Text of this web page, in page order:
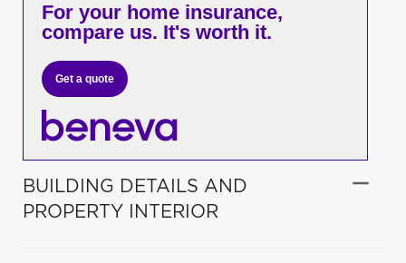
For your home insurance,
compare us. It's worth it.
Get a quote
BUILDING DETAILS AND
PROPERTY INTERIOR